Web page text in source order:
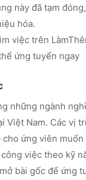
này đã tạm
hóa.
việc trên
ứng tuyển ngay
những ngành
Việt Nam. Các vị
ứng viên
việc theo kỹ
bài gốc để ứng